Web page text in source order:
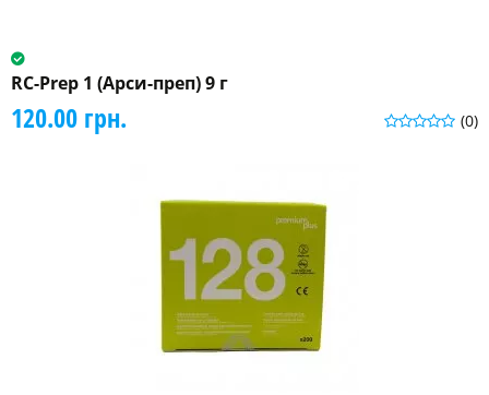
RC-Prep 1 (Арси-преп) 9 г
(0)
120.00 грн.